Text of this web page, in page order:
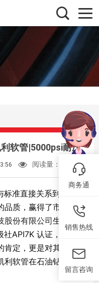
软管|5000psi耐压
阅读量：
准直接关系到作业的
品质，赢得了市场的广
股份有限公司生产的凯
API7K 认证，这项国
肯定，更是对其在石油
利软管在石油钻采领域
商务通
销售热线
留言咨询